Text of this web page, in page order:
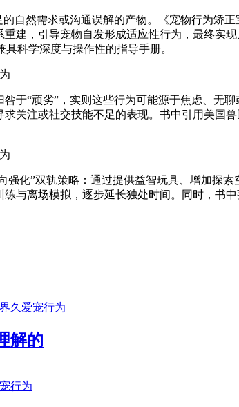
自然需求或沟通误解的产物。《宠物行为矫
建，引导宠物自发形成适应性行为，最终实
科学深度与操作性的指导手册。
于“顽劣”，实则这些行为可能源于焦虑、无
关注或社交技能不足的表现。书中引用美国
化”双轨策略：通过提供益智玩具、增加探
与离场模拟，逐步延长独处时间。同时，
解的